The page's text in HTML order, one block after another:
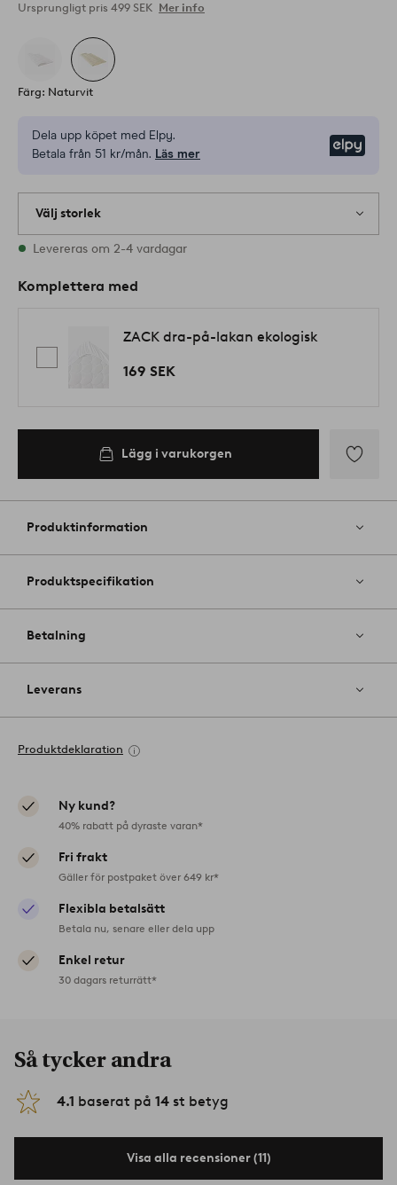
Ursprungligt pris 499 SEK Mer info
Färg: Naturvit
Dela upp köpet med Elpy.
Betala från 51 kr/mån. Läs mer
Välj storlek
1 storlekar finns i lager
Levereras om 2-4 vardagar
Komplettera med
ZACK dra-på-lakan ekologisk
169 SEK
Lägg i varukorgen
till
favoriter
Produktinformation
Produktspecifikation
Betalning
Leverans
Produktdeklaration
Ny kund?
40% rabatt på dyraste varan*
Fri frakt
Gäller för postpaket över 649 kr*
Flexibla betalsätt
Betala nu, senare eller dela upp
Enkel retur
30 dagars returrätt*
Så tycker andra
4.1 baserat på 14 st betyg
Visa alla recensioner (11)